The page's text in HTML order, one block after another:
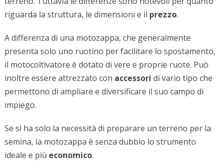
riguarda la struttura, le dimensioni e il prezzo.
A differenza di una motozappa, che generalmente
presenta solo uno ruotino per facilitare lo spostamento,
il motocoltivatore è dotato di vere e proprie ruote. Può
inoltre essere attrezzato con accessori di vario tipo che
permettono di ampliare e diversificare il suo campo di
impiego.
Se si ha solo la necessità di preparare un terreno per la
semina, la motozappa è senza dubbio lo strumento
ideale e più economico.